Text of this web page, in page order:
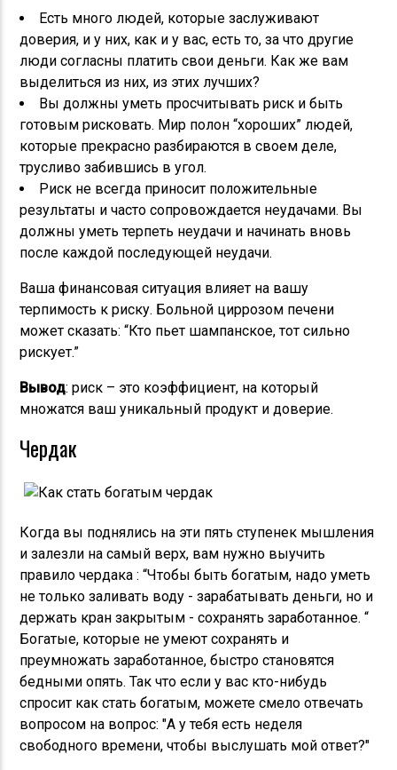
Есть много людей, которые заслуживают
доверия, и у них, как и у вас, есть то, за что другие
люди согласны платить свои деньги. Как же вам
выделиться из них, из этих лучших?
Вы должны уметь просчитывать риск и быть
готовым рисковать. Мир полон “хороших” людей,
которые прекрасно разбираются в своем деле,
трусливо забившись в угол.
Риск не всегда приносит положительные
результаты и часто сопровождается неудачами. Вы
должны уметь терпеть неудачи и начинать вновь
после каждой последующей неудачи.
Ваша финансовая ситуация влияет на вашу
терпимость к риску. Больной циррозом печени
может сказать: “Кто пьет шампанское, тот сильно
рискует.”
Вывод: риск – это коэффициент, на который
множатся ваш уникальный продукт и доверие.
Чердак
Когда вы поднялись на эти пять ступенек мышления
и залезли на самый верх, вам нужно выучить
правило чердака : “Чтобы быть богатым, надо уметь
не только заливать воду - зарабатывать деньги, но и
держать кран закрытым - сохранять заработанное. “
Богатые, которые не умеют сохранять и
преумножать заработанное, быстро становятся
бедными опять. Так что если у вас кто-нибудь
спросит как стать богатым, можете смело отвечать
вопросом на вопрос: "А у тебя есть неделя
свободного времени, чтобы выслушать мой ответ?"